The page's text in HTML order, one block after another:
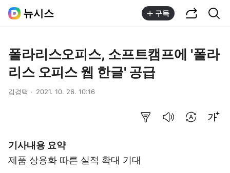
뉴시스 구독
폴라리스오피스, 소프트캠프에 '폴라
리스 오피스 웹 한글' 공급
김경택 2021. 10. 26. 10:16
기사내용 요약
제품 상용화 따른 실적 확대 기대